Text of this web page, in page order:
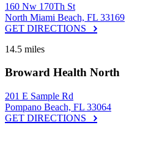
160 Nw 170Th St
North Miami Beach, FL 33169
GET DIRECTIONS
14.5 miles
Broward Health North
201 E Sample Rd
Pompano Beach, FL 33064
GET DIRECTIONS